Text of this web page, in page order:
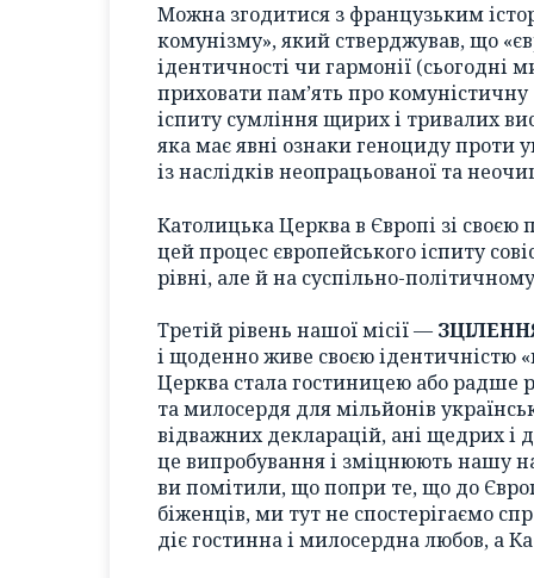
Можна згодитися з французьким
комунізму», який стверджував, що
ідентичності чи гармонії
приховати пам’ять про
іспиту сумління щирих і тривалих
яка має явні ознаки геноциду проти
із наслідків неопрацьованої та
Католицька Церква в Європі зі
цей процес європейського іспиту
рівні, але й на суспільно-
Третій рівень нашої місії —
і щоденно живе своєю ідентичністю
Церква стала гостиницею або
та милосердя для мільйонів
відважних декларацій, ані щедрих і
це випробування і зміцнюють нашу
ви помітили, що попри те, що до
біженців, ми тут не спостерігаємо
діє гостинна і милосердна любов, а